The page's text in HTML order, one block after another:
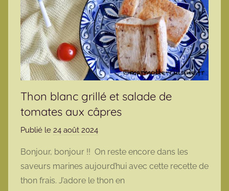
Thon blanc grillé et salade de
tomates aux câpres
Publié le 24 août 2024
r
m
a
Bonjour, bonjour !! On reste encore dans les
saveurs marines aujourd’hui avec cette recette de
thon frais. J’adore le thon en